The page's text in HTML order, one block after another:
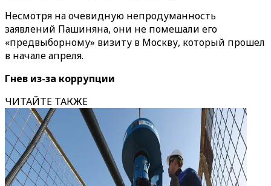
Несмотря на очевидную непродуманность
заявлений Пашиняна, они не помешали его
«предвыборному» визиту в Москву, который прошел
в начале апреля.
Гнев из-за коррупции
ЧИТАЙТЕ ТАКЖЕ